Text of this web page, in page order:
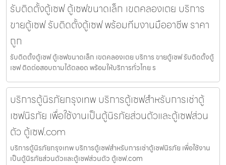
รับติดตั้งตู้เซฟ ตู้เซฟขนาดเล็ก เขตคลองเตย บริการ
ขายตู้เซฟ รับติดตั้งตู้เซฟ พร้อมทีมงานมืออาชีพ ราคา
ถูก
รับติดตั้งตู้เซฟ ตู้เซฟขนาดเล็ก เขตคลองเตย บริการ ขายตู้เซฟ รับติดตั้งตู้
เซฟ ติดต่อสอบถามได้ตลอด พร้อมให้บริการทั่วไทย ร
บริการตู้นิรภัยกรุงเทพ บริการตู้เซฟสำหรับการเช่าตู้
เซฟนิรภัย เพื่อใช้งานเป็นตู้นิรภัยส่วนตัวและตู้เซฟส่วน
ตัว ตู้เซฟ.com
บริการตู้นิรภัยกรุงเทพ บริการตู้เซฟสำหรับการเช่าตู้เซฟนิรภัย เพื่อใช้งาน
เป็นตู้นิรภัยส่วนตัวและตู้เซฟส่วนตัว ตู้เซฟ.com